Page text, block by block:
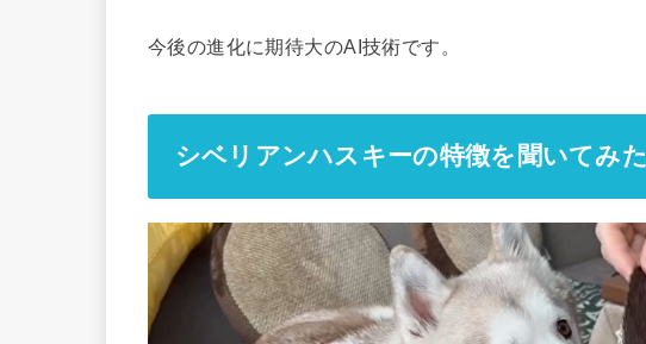
今後の進化に期待大のAI技術です。
シベリアンハスキーの特徴を聞いてみた